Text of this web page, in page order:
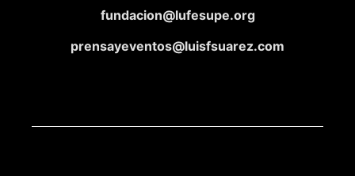
fundacion@lufesupe.org
prensayeventos@luisfsuarez.com